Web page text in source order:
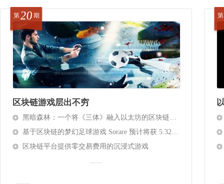
区块链游戏层出不穷
黑暗森林：一个将《三体》融入以太坊的区块链游戏
基于区块链的梦幻足球游戏 Sorare 预计将获 5.32 亿美元融资
区块链平台提供零交易费用的沉浸式游戏
......
第20 期 第